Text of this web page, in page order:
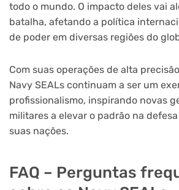
todo o mundo. O impacto deles vai
batalha, afetando a política
de poder em diversas regiões do
Com suas operações de alta
Navy SEALs continuam a ser um
profissionalismo, inspirando novas
militares a elevar o padrão na
suas nações.
FAQ – Perguntas